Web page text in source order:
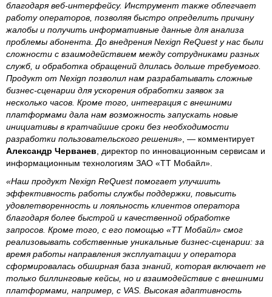
благодаря веб-интерфейсу. Инструмент также облегчает
работу операторов, позволяя быстро определить причину
жалобы и получить информативные данные для анализа
проблемы абонента. До внедрения Nexign ReQuest у нас были
сложности с взаимодействием между сотрудниками разных
служб, и обработка обращений длилась дольше требуемого.
Продукт от Nexign позволил нам разрабатывать сложные
бизнес-сценарии для ускорения обработки заявок за
несколько часов. Кроме того, интеграция с внешними
платформами дала нам возможность запускать новые
инициативы в кратчайшие сроки без необходимости
разработки пользовательского решения» , — комментирует
Александр Черванев , директор по инновационным сервисам и
информационным технологиям ЗАО «ТТ Мобайл».
«Наш продукт Nexign ReQuest помогает улучшить
эффективность работы службы поддержки, повысить
удовлетворенность и лояльность клиентов оператора
благодаря более быстрой и качественной обработке
запросов. Кроме того, с его помощью «ТТ Мобайл» смог
реализовывать собственные уникальные бизнес-сценарии: за
время работы направления эксплуатации у оператора
сформировалась обширная база знаний, которая включает не
только биллинговые кейсы, но и взаимодействие с внешними
платформами, например, с VAS. Высокая адаптивность